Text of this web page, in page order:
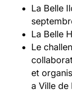
La Belle
La Belle
Le
et
a Ville de